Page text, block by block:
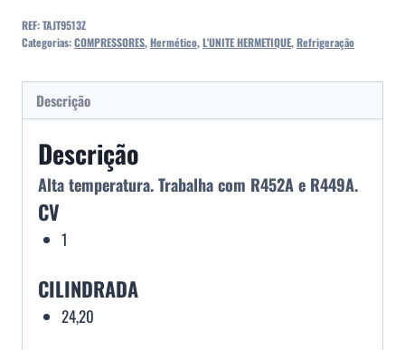
REF:TAJT9513Z
Categorias:COMPRESSORES,Hermético,L'UNITE HERMETIQUE,Refrigeração
Descrição
Descrição
Alta temperatura. Trabalha com R452A e R449A.
CV
1
CILINDRADA
24,20